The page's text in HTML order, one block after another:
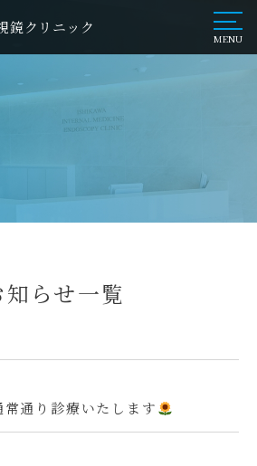
鏡クリニック
MENU
知らせ一覧
通り診療いたします